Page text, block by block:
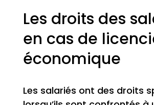
Les droits des
en cas de
économique
Les salariés ont des droits